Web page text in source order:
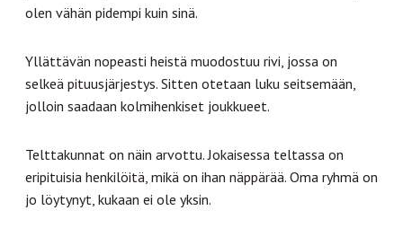
olen vähän pidempi kuin sinä.
Yllättävän nopeasti heistä muodostuu rivi, jossa on
selkeä pituusjärjestys. Sitten otetaan luku seitsemään,
jolloin saadaan kolmihenkiset joukkueet.
Telttakunnat on näin arvottu. Jokaisessa teltassa on
eripituisia henkilöitä, mikä on ihan näppärää. Oma ryhmä on
jo löytynyt, kukaan ei ole yksin.